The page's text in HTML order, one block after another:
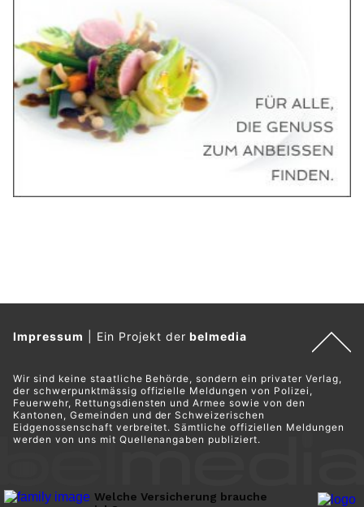
Impressum Ein Projekt derbelmedia
Wir sind keine staatliche Behörde, sondern ein privater Verlag,
der schwerpunktmässig offizielle Meldungen von Polizei,
Feuerwehr, Rettungsdiensten und Armee sowie von den
Kantonen, Gemeinden und der Schweizerischen
Eidgenossenschaft verbreitet. Sämtliche offiziellen Meldungen
werden von uns mit Quellenangaben publiziert.